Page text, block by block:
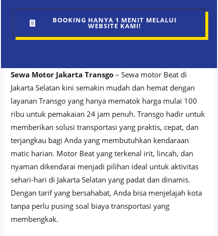
BOOKING HANYA 1 MENIT MELALUI
WEBSITE KAMI!
Sewa Motor Jakarta Transgo– Sewa motor Beat di
Jakarta Selatan kini semakin mudah dan hemat dengan
layanan Transgo yang hanya mematok harga mulai 100
ribu untuk pemakaian 24 jam penuh. Transgo hadir untuk
memberikan solusi transportasi yang praktis, cepat, dan
terjangkau bagi Anda yang membutuhkan kendaraan
matic harian. Motor Beat yang terkenal irit, lincah, dan
nyaman dikendarai menjadi pilihan ideal untuk aktivitas
sehari-hari di Jakarta Selatan yang padat dan dinamis.
Dengan tarif yang bersahabat, Anda bisa menjelajah kota
tanpa perlu pusing soal biaya transportasi yang
membengkak.